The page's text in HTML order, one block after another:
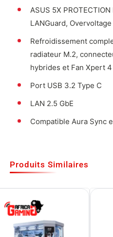
ASUS 5X PROTECTION
LANGuard,
Refroidissement
radiateur M.2,
hybrides et Fan Xpert 4
Port USB 3.2 Type C
LAN 2.5 GbE
Compatible Aura Sync
Produits Similaires